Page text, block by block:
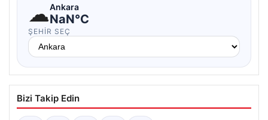
☁Ankara
NaN°C
ŞEHIR SEÇ
Bizi Takip Edin